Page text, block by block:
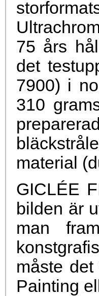
75 års
det
7900) i
310
material
GICLÉE
bilden är
man
måste
Painting